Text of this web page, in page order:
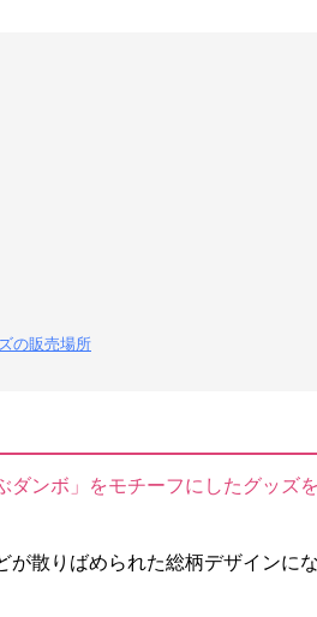
の販売場所
ダンボ」をモチーフにしたグッズ
が散りばめられた総柄デザインに